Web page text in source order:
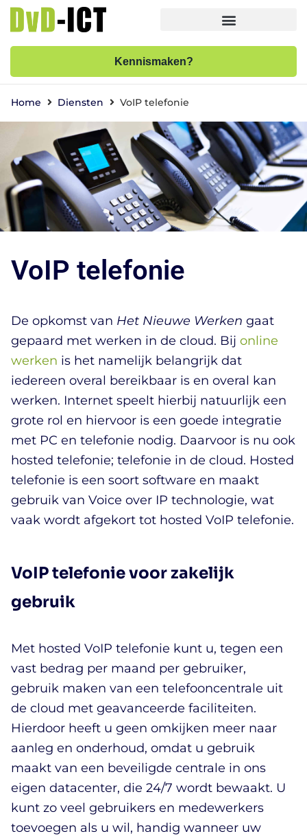
Kennismaken?
Home Diensten VoIP telefonie
VoIP telefonie
De opkomst van Het Nieuwe Werken gaat
gepaard met werken in de cloud. Bij online
werken is het namelijk belangrijk dat
iedereen overal bereikbaar is en overal kan
werken. Internet speelt hierbij natuurlijk een
grote rol en hiervoor is een goede integratie
met PC en telefonie nodig. Daarvoor is nu ook
hosted telefonie; telefonie in de cloud. Hosted
telefonie is een soort software en maakt
gebruik van Voice over IP technologie, wat
vaak wordt afgekort tot hosted VoIP telefonie.
VoIP telefonie voor zakelijk
gebruik
Met hosted VoIP telefonie kunt u, tegen een
vast bedrag per maand per gebruiker,
gebruik maken van een telefooncentrale uit
de cloud met geavanceerde faciliteiten.
Hierdoor heeft u geen omkijken meer naar
aanleg en onderhoud, omdat u gebruik
maakt van een beveiligde centrale in ons
eigen datacenter, die 24/7 wordt bewaakt. U
kunt zo veel gebruikers en medewerkers
toevoegen als u wil, handig wanneer uw